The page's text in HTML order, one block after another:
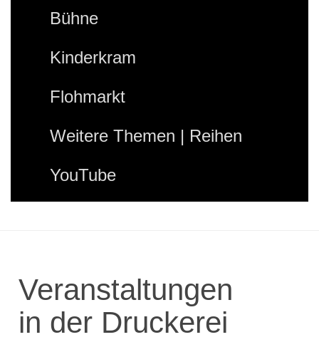
Bühne
Kinderkram
Flohmarkt
Weitere Themen | Reihen
YouTube
Veranstaltungen
in der Druckerei